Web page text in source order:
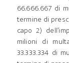
66.666.667 di
termine di
capo 2)
milioni di
33.333.334 di